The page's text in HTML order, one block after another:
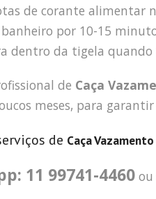
de corante alimentar
por 10-15
dentro da tigela
de Caça
meses, para
de Caça
11 99741-4460 ou